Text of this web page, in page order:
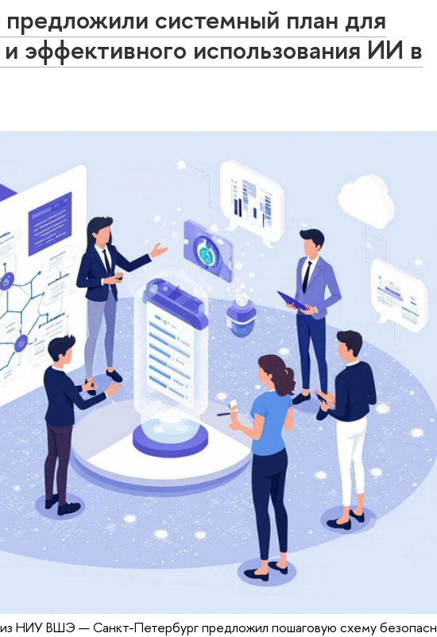
системный план для
и эффективного использования ИИ в
НИУ ВШЭ — Санкт-Петербург предложил пошаговую схему